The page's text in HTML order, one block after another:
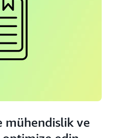
mühendislik ve